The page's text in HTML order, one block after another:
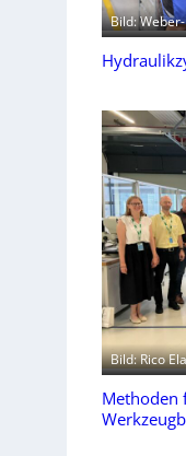
Bild:
Bild: Rico
Methoden